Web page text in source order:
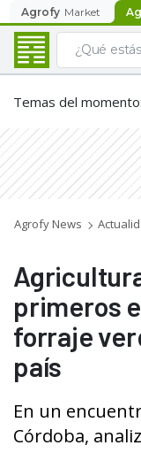
Agrofy Market
Temas del momento:
Agrofy News
primeros
forraje
país
En un
Córdoba,